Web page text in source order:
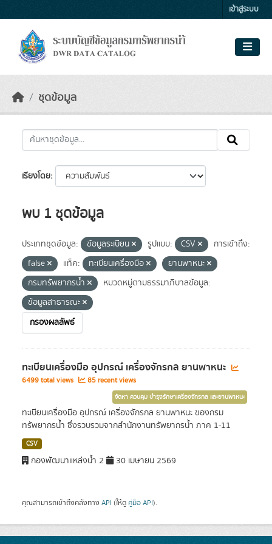
เข้าสู่ระบบ
ชุดข้อมูล
เรียงโดย
พบ 1 ชุดข้อมูล
ประเภทชุดข้อมูล: ข้อมูลระเบียน รูปแบบ: CSV
การเข้าถึง:
false
แท็ค: ทะเบียนเครื่องมือ
ยานพาหนะ
กรมทรัพยากรน้ำ
หมวดหมู่ตามธรรมาภิบาลข้อมูล:
ข้อมูลสาธารณะ
กรองผลลัพธ์
ทะเบียนเครื่องมือ อุปกรณ์ เครื่องจักรกล ยานพาหนะ
6499 total views 85 recent views
จัดหา ควบคุม บำรุงรักษาเครื่องจักรกล และยานพาหนะ
ทะเบียนเครื่องมือ อุปกรณ์ เครื่องจักรกล ยานพาหนะ ของกรม
ทรัพยากรน้ำ ซึ่งรวบรวมจากสำนักงานทรัพยากรน้ำ ภาค 1-11
CSV
กองพัฒนาแหล่งน้ำ 2 30 เมษายน 2569
คุณสามารถเข้าถึงคลังทาง API (ให้ดู คู่มือ API).